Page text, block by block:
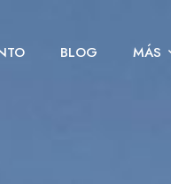
BLOG MÁS